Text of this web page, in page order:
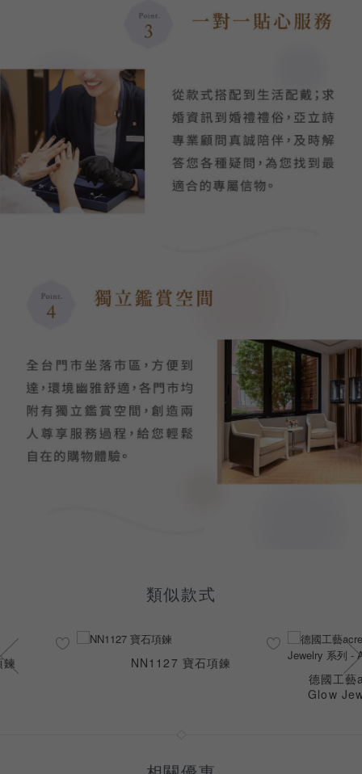
類似款式
NN1127 寶石項鍊
德國工
Glow